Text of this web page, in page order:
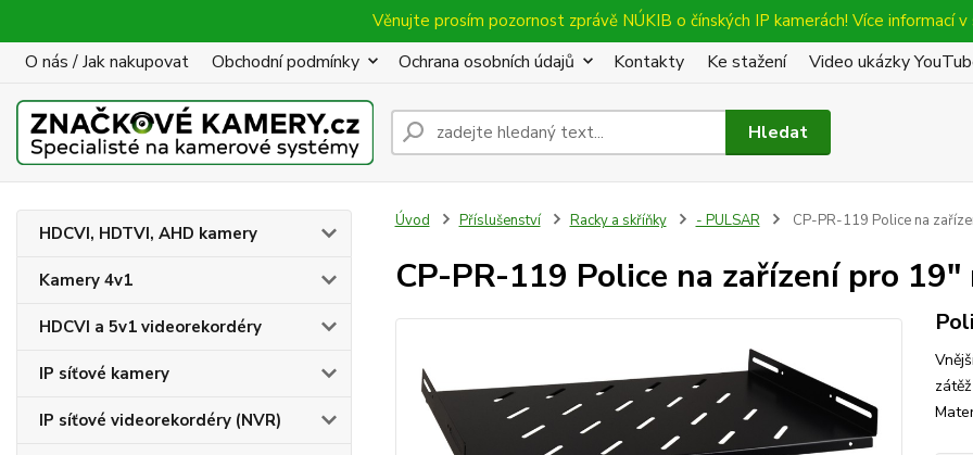
Věnujte prosím pozornost zprávě NÚKIB o čínských IP kamerách! Více informací v
O nás / Jak nakupovat Obchodní podmínky Ochrana osobních údajů Kontakty Ke stažení Video ukázky
Hledat
HDCVI, HDTVI, AHD kamery
Kamery 4v1
HDCVI a 5v1 videorekordéry
IP síťové kamery
IP síťové videorekordéry (NVR)
Úvod Příslušenství Racky a skříňky - PULSAR CP-PR-119 Police na
CP-PR-119 Police na zařízení pro 19"